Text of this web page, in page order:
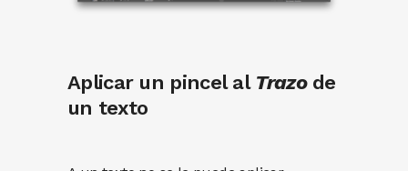
Aplicar un pincel al Trazode
un texto